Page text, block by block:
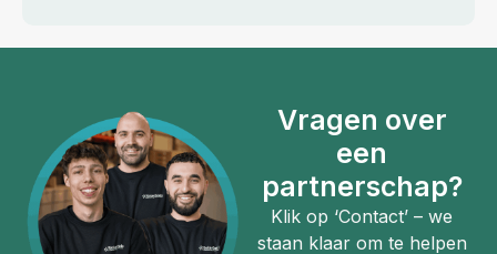
Vragen over
een
partnerschap?
Klik op ‘Contact’ – we
staan klaar om te helpen